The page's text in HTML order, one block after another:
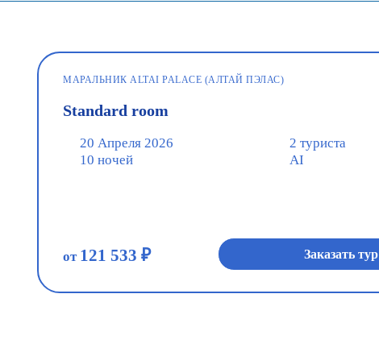
МАРАЛЬНИК ALTAI PALACE (АЛТАЙ ПЭЛАС)
Standard room
20 Апреля 2026
10 ночей
2 туриста
AI
от 121 533 ₽ Заказать тур